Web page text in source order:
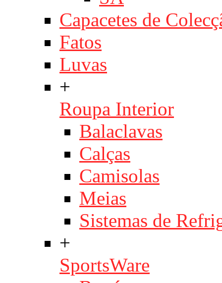
Capacetes de
Fatos
Luvas
+
Roupa Interior
Balaclavas
Calças
Camisolas
Meias
Sistemas de
+
SportsWare